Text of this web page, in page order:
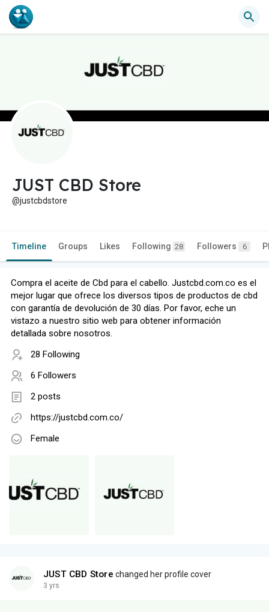
JUST CBD Store
@justcbdstore
Timeline Groups Likes Following 28 Followers 6
Compra el aceite de Cbd para el cabello. Justcbd.com.co es el
mejor lugar que ofrece los diversos tipos de productos de cbd
con garantía de devolución de 30 días. Por favor, eche un
vistazo a nuestro sitio web para obtener información
detallada sobre nosotros.
28 Following
6 Followers
2 posts
https://justcbd.com.co/
Female
JUST CBD Store changed her profile cover
3 yrs